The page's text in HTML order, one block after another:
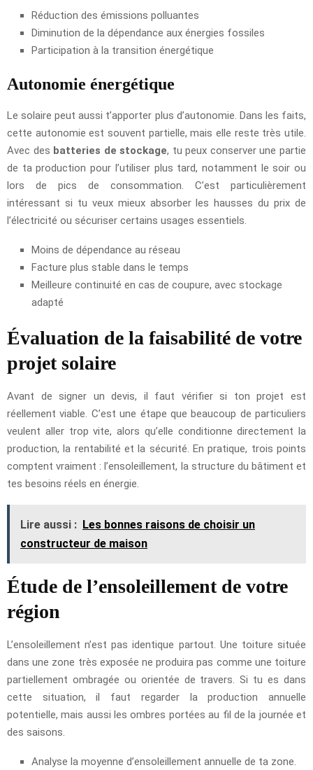
Réduction des émissions polluantes
Diminution de la dépendance aux énergies fossiles
Participation à la transition énergétique
Autonomie énergétique
Le solaire peut aussi t’apporter plus d’autonomie. Dans les faits,
cette autonomie est souvent partielle, mais elle reste très utile.
Avec des batteries de stockage, tu peux conserver une partie
de ta production pour l’utiliser plus tard, notamment le soir ou
lors de pics de consommation. C’est particulièrement
intéressant si tu veux mieux absorber les hausses du prix de
l’électricité ou sécuriser certains usages essentiels.
Moins de dépendance au réseau
Facture plus stable dans le temps
Meilleure continuité en cas de coupure, avec stockage
adapté
Évaluation de la faisabilité de votre
projet solaire
Avant de signer un devis, il faut vérifier si ton projet est
réellement viable. C’est une étape que beaucoup de particuliers
veulent aller trop vite, alors qu’elle conditionne directement la
production, la rentabilité et la sécurité. En pratique, trois points
comptent vraiment : l’ensoleillement, la structure du bâtiment et
tes besoins réels en énergie.
Lire aussi : Les bonnes raisons de choisir un
constructeur de maison
Étude de l’ensoleillement de votre
région
L’ensoleillement n’est pas identique partout. Une toiture située
dans une zone très exposée ne produira pas comme une toiture
partiellement ombragée ou orientée de travers. Si tu es dans
cette situation, il faut regarder la production annuelle
potentielle, mais aussi les ombres portées au fil de la journée et
des saisons.
Analyse la moyenne d’ensoleillement annuelle de ta zone.